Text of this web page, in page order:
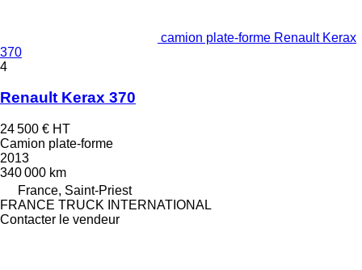
camion plate-forme Renault Kerax
370
4
Renault Kerax 370
24 500 € HT
Camion plate-forme
2013
340 000 km
France, Saint-Priest
FRANCE TRUCK INTERNATIONAL
Contacter le vendeur